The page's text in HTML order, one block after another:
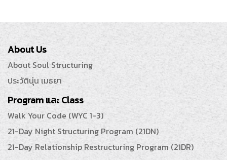
About Us
About Soul Structuring
ประวัตินุ่น เมธยา
Program และ Class
Walk Your Code (WYC 1-3)
21-Day Night Structuring Program (21DN)
21-Day Relationship Restructuring Program (21DR)